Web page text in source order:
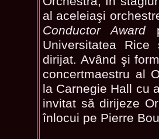
al aceleiaşi
Conductor Award
Universitatea
dirijat. Având şi
concertmaestru al
la Carnegie Hall cu
invitat să dirijeze
înlocui pe Pierre